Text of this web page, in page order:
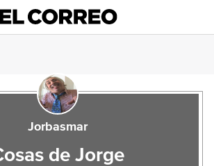
Jorbasmar
de Jorge